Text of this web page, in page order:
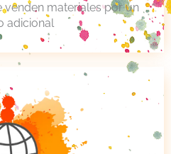
venden materiales por un
adicional